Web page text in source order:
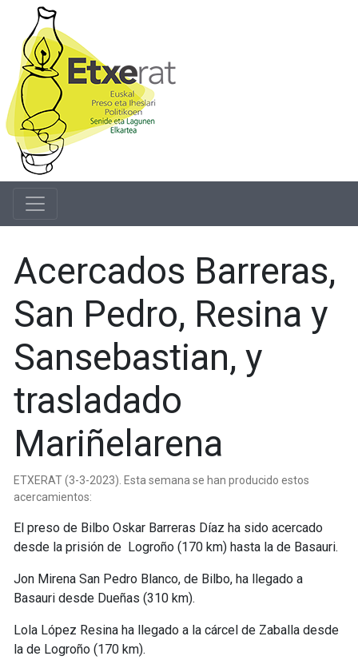
Acercados Barreras,
San Pedro, Resina y
Sansebastian, y
trasladado
Mariñelarena
ETXERAT (3-3-2023). Esta semana se han producido estos
acercamientos:
El preso de Bilbo Oskar Barreras Díaz ha sido acercado
desde la prisión de Logroño (170 km) hasta la de Basauri.
Jon Mirena San Pedro Blanco, de Bilbo, ha llegado a
Basauri desde Dueñas (310 km).
Lola López Resina ha llegado a la cárcel de Zaballa desde
la de Logroño (170 km).